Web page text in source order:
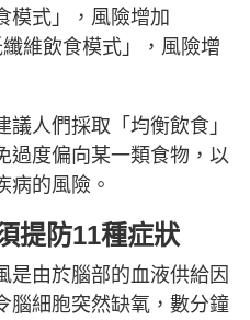
模式」，風險增加
維飲食模式」，風險增
人們採取「均衡飲食」
過度偏向某一類食物，以
病的風險。
提防11種症狀
是由於腦部的血液供給因
腦細胞突然缺氧，數分鐘